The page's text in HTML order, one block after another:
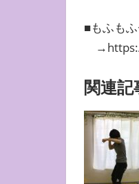
■もふも
関連記